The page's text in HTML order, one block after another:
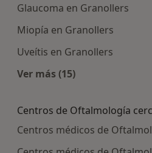
Glaucoma en Granollers
Miopía en Granollers
Uveítis en Granollers
Ver más (15)
Centros de Oftalmología
Centros médicos de